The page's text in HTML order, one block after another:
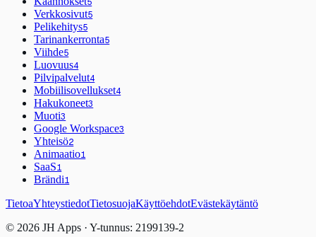
Verkkosivut5
Pelikehitys5
Tarinankerronta5
Viihde5
Luovuus4
Pilvipalvelut4
Mobiilisovellukset4
Hakukoneet3
Muoti3
Google Workspace3
Yhteisö2
Animaatio1
SaaS1
Brändi1
TietoaYhteystiedotTietosuojaKäyttöehdotEvästekäytäntö
© 2026 JH Apps · Y-tunnus: 2199139-2